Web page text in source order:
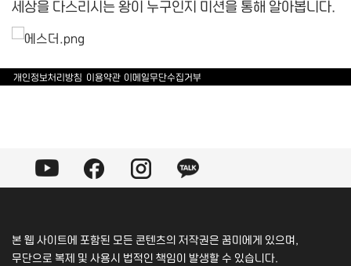
세상을 다스리시는 왕이 누구인지 미션을 통해 알아봅니다.
개인정보처리방침 이용약관 이메일무단수집거부
본 웹 사이트에 포함된 모든 콘텐츠의 저작권은 꿈미에게 있으며,
무단으로 복제 및 사용시 법적인 책임이 발생할 수 있습니다.